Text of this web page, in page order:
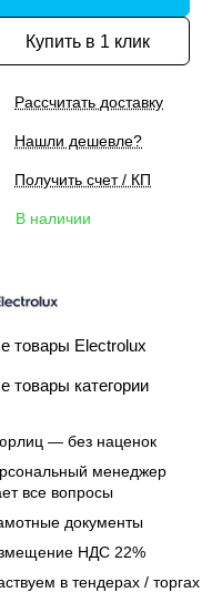
Купить в 1 клик
Рассчитать доставку
Нашли дешевле?
Получить счет / КП
В наличии
товары Electrolux
товары категории
— без наценок
менеджер
все вопросы
документы
НДС 22%
в тендерах / торгах